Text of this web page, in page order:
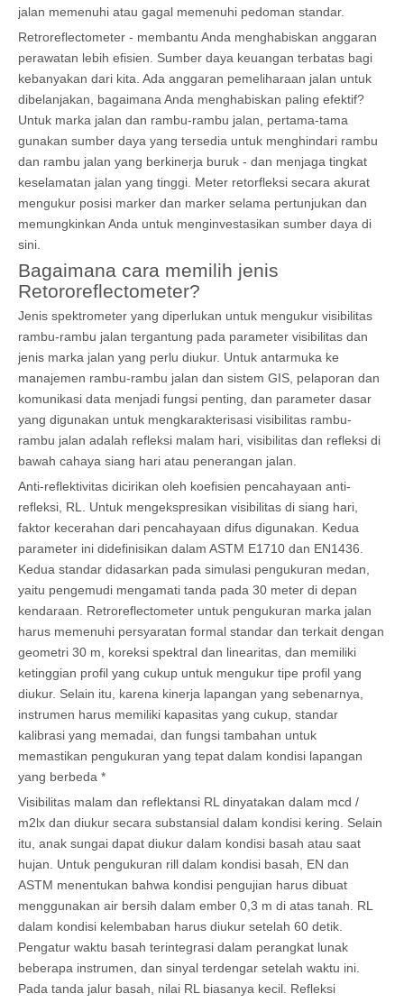
jalan memenuhi atau gagal memenuhi pedoman standar.
Retroreflectometer - membantu Anda menghabiskan anggaran
perawatan lebih efisien. Sumber daya keuangan terbatas bagi
kebanyakan dari kita. Ada anggaran pemeliharaan jalan untuk
dibelanjakan, bagaimana Anda menghabiskan paling efektif?
Untuk marka jalan dan rambu-rambu jalan, pertama-tama
gunakan sumber daya yang tersedia untuk menghindari rambu
dan rambu jalan yang berkinerja buruk - dan menjaga tingkat
keselamatan jalan yang tinggi. Meter retorfleksi secara akurat
mengukur posisi marker dan marker selama pertunjukan dan
memungkinkan Anda untuk menginvestasikan sumber daya di
sini.
Bagaimana cara memilih jenis
Retororeflectometer?
Jenis spektrometer yang diperlukan untuk mengukur visibilitas
rambu-rambu jalan tergantung pada parameter visibilitas dan
jenis marka jalan yang perlu diukur. Untuk antarmuka ke
manajemen rambu-rambu jalan dan sistem GIS, pelaporan dan
komunikasi data menjadi fungsi penting, dan parameter dasar
yang digunakan untuk mengkarakterisasi visibilitas rambu-
rambu jalan adalah refleksi malam hari, visibilitas dan refleksi di
bawah cahaya siang hari atau penerangan jalan.
Anti-reflektivitas dicirikan oleh koefisien pencahayaan anti-
refleksi, RL. Untuk mengekspresikan visibilitas di siang hari,
faktor kecerahan dari pencahayaan difus digunakan. Kedua
parameter ini didefinisikan dalam ASTM E1710 dan EN1436.
Kedua standar didasarkan pada simulasi pengukuran medan,
yaitu pengemudi mengamati tanda pada 30 meter di depan
kendaraan. Retroreflectometer untuk pengukuran marka jalan
harus memenuhi persyaratan formal standar dan terkait dengan
geometri 30 m, koreksi spektral dan linearitas, dan memiliki
ketinggian profil yang cukup untuk mengukur tipe profil yang
diukur. Selain itu, karena kinerja lapangan yang sebenarnya,
instrumen harus memiliki kapasitas yang cukup, standar
kalibrasi yang memadai, dan fungsi tambahan untuk
memastikan pengukuran yang tepat dalam kondisi lapangan
yang berbeda *
Visibilitas malam dan reflektansi RL dinyatakan dalam mcd /
m2lx dan diukur secara substansial dalam kondisi kering. Selain
itu, anak sungai dapat diukur dalam kondisi basah atau saat
hujan. Untuk pengukuran rill dalam kondisi basah, EN dan
ASTM menentukan bahwa kondisi pengujian harus dibuat
menggunakan air bersih dalam ember 0,3 m di atas tanah. RL
dalam kondisi kelembaban harus diukur setelah 60 detik.
Pengatur waktu basah terintegrasi dalam perangkat lunak
beberapa instrumen, dan sinyal terdengar setelah waktu ini.
Pada tanda jalur basah, nilai RL biasanya kecil. Refleksi